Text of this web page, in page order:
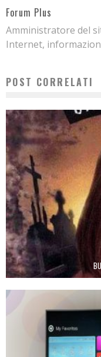
Forum Plus
Amministratore del
Internet,
POST CORRELATI